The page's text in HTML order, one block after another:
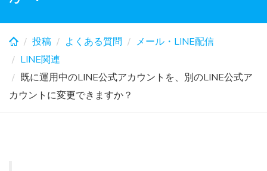
投稿 よくある質問
メール・LINE配信
LINE関連
既に運用中のLINE公式アカウントを、別のLINE公式ア
カウントに変更できますか？